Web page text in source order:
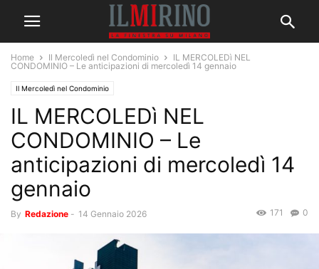
Home Il Mercoledì nel Condominio
IL MERCOLEDì NEL
CONDOMINIO – Le anticipazioni di mercoledì 14 gennaio
Il Mercoledì nel Condominio
IL MERCOLEDì NEL
CONDOMINIO – Le
anticipazioni di mercoledì 14
gennaio
By Redazione - 14 Gennaio 2026 0
171